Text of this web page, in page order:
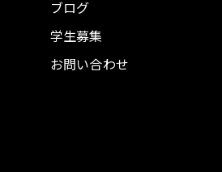
ブログ
学生募集
お問い合わせ